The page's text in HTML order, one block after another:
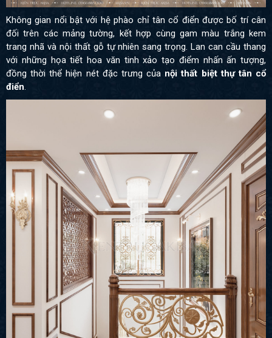
Không gian nổi bật với hệ phào chỉ tân cổ điển được bố trí cân
đối trên các mảng tường, kết hợp cùng gam màu trắng kem
trang nhã và nội thất gỗ tự nhiên sang trọng. Lan can cầu thang
với những họa tiết hoa văn tinh xảo tạo điểm nhấn ấn tượng,
đồng thời thể hiện nét đặc trưng của nội thất biệt thự tân cổ
điển